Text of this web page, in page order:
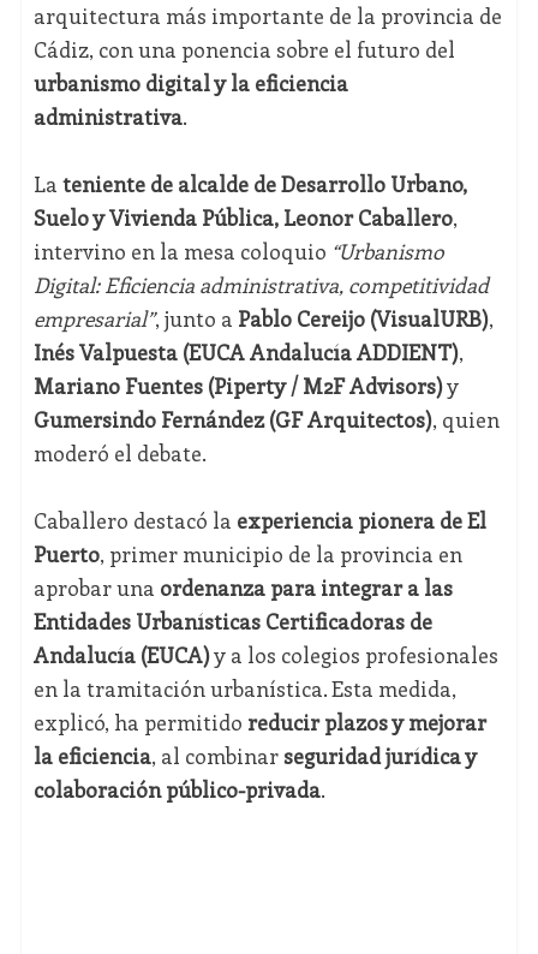
arquitectura más importante de la provincia de
Cádiz, con una ponencia sobre el futuro del
urbanismo digital y la eficiencia
administrativa.
La teniente de alcalde de Desarrollo Urbano,
Suelo y Vivienda Pública, Leonor Caballero,
intervino en la mesa coloquio “Urbanismo
Digital: Eficiencia administrativa, competitividad
empresarial”, junto a Pablo Cereijo (VisualURB),
Inés Valpuesta (EUCA Andalucía ADDIENT),
Mariano Fuentes (Piperty / M2F Advisors)y
Gumersindo Fernández (GF Arquitectos), quien
moderó el debate.
Caballero destacó la experiencia pionera de El
Puerto, primer municipio de la provincia en
aprobar una ordenanza para integrar a las
Entidades Urbanísticas Certificadoras de
Andalucía (EUCA)y a los colegios profesionales
en la tramitación urbanística. Esta medida,
explicó, ha permitido reducir plazos y mejorar
la eficiencia, al combinarseguridad jurídica y
colaboración público-privada.